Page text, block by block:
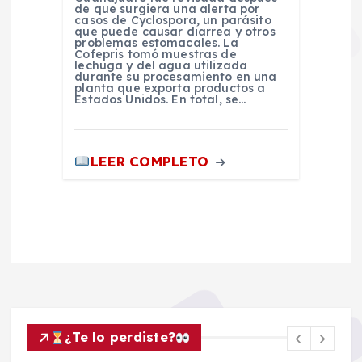
de que surgiera una alerta por
casos de Cyclospora, un parásito
que puede causar diarrea y otros
problemas estomacales. La
Cofepris tomó muestras de
lechuga y del agua utilizada
durante su procesamiento en una
planta que exporta productos a
Estados Unidos. En total, se…
LEER COMPLETO
¿Te lo perdiste?